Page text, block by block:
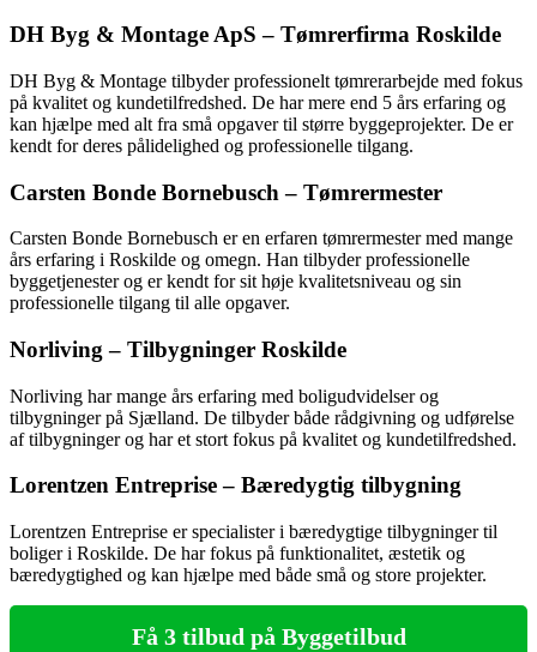
DH Byg & Montage ApS – Tømrerfirma Roskilde
DH Byg & Montage tilbyder professionelt tømrerarbejde med fokus
på kvalitet og kundetilfredshed. De har mere end 5 års erfaring og
kan hjælpe med alt fra små opgaver til større byggeprojekter. De er
kendt for deres pålidelighed og professionelle tilgang.
Carsten Bonde Bornebusch – Tømrermester
Carsten Bonde Bornebusch er en erfaren tømrermester med mange
års erfaring i Roskilde og omegn. Han tilbyder professionelle
byggetjenester og er kendt for sit høje kvalitetsniveau og sin
professionelle tilgang til alle opgaver.
Norliving – Tilbygninger Roskilde
Norliving har mange års erfaring med boligudvidelser og
tilbygninger på Sjælland. De tilbyder både rådgivning og udførelse
af tilbygninger og har et stort fokus på kvalitet og kundetilfredshed.
Lorentzen Entreprise – Bæredygtig tilbygning
Lorentzen Entreprise er specialister i bæredygtige tilbygninger til
boliger i Roskilde. De har fokus på funktionalitet, æstetik og
bæredygtighed og kan hjælpe med både små og store projekter.
Få 3 tilbud på Byggetilbud